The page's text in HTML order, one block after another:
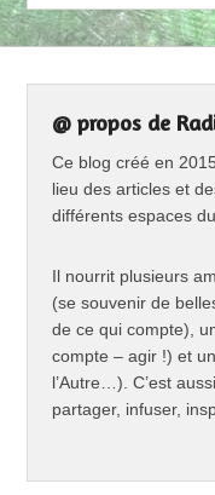
@ propos de
Ce blog créé en
lieu des articles et
différents espaces
Il nourrit plusieurs
(se souvenir de
de ce qui compte),
compte – agir !) et
l’Autre…). C’est
partager, infuser,